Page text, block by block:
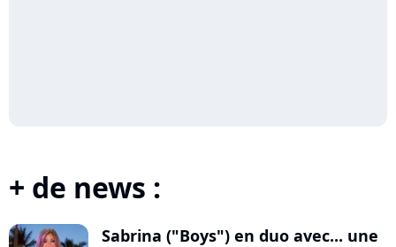
+ de news :
Sabrina ("Boys") en duo avec... une